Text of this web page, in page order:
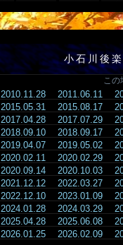
小石川後
この
2010.11.28 2011.06.11
2015.05.31 2015.08.17
2017.04.28 2017.07.29
2018.09.10 2018.09.17
2019.04.07 2019.05.02
2020.02.11 2020.02.29
2020.09.14 2020.10.03
2021.12.12 2022.03.27
2022.12.10 2023.01.09
2024.01.28 2024.03.29
2025.04.28 2025.06.08
2026.01.25
2026.02.09